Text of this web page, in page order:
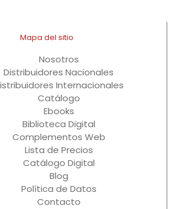
Mapa del sitio
Nosotros
Distribuidores Nacionales
Internacionales
Catálogo
Ebooks
Biblioteca Digital
Complementos Web
Lista de Precios
Catálogo Digital
Blog
Política de Datos
Contacto